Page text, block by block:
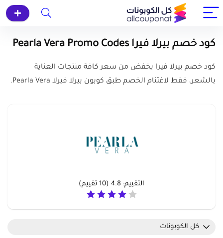
كود خصم بيرلا فيرا Pearla Vera Promo Codes
كود خصم بيرلا فيرا يخفض من سعر كافة منتجات العناية
بالشعر، فقط لاغتنام الخصم طبق كوبون بيرلا فيرلا Pearla Vera.
التقييم: 4.8
(
10 تقييم)
كل الكوبونات